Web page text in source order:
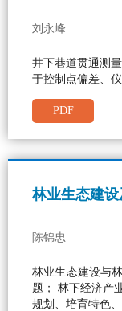
刘永峰
井下巷道贯通测
于控制点偏差、
PDF
林业生态建
陈锦忠
林业生态建设与
题； 林下经济产
规划、培育特色